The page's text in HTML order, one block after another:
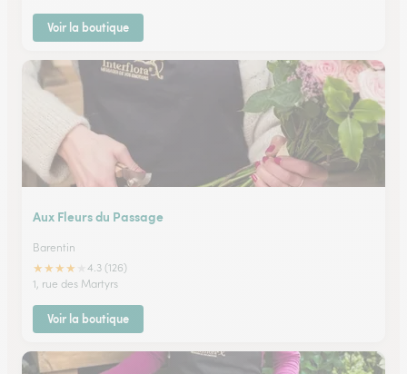
Voir la boutique
Aux Fleurs du Passage
Barentin
★★★★
4.3 (126)
1, rue des Martyrs
Voir la boutique